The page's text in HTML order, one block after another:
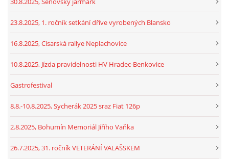
23.8.2025, 1. ročník setkání dříve vyrobených Blansko
16.8.2025, Císarská rallye Neplachovice
10.8.2025, Jízda pravidelnosti HV Hradec-Benkovice
Gastrofestival
8.8.-10.8.2025, Sycherák 2025 sraz Fiat 126p
2.8.2025, Bohumín Memoriál Jiřího Vaňka
26.7.2025, 31. ročník VETERÁNÍ VALAŠSKEM